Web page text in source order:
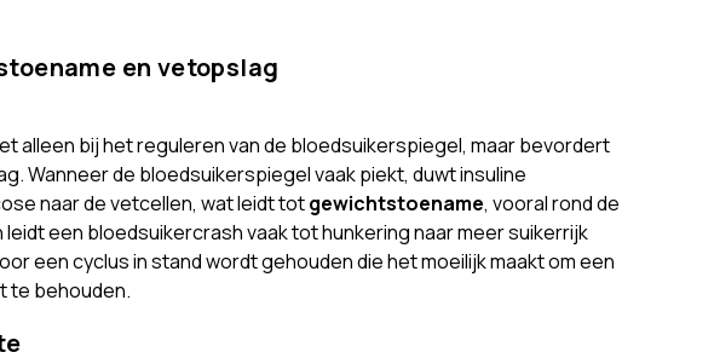
en vetopslag
alleen bij het reguleren van de bloedsuikerspiegel, maar bevordert
Wanneer de bloedsuikerspiegel vaak piekt, duwt insuline
naar de vetcellen, wat leidt totgewichtstoename, vooral rond de
leidt een bloedsuikercrash vaak tot hunkering naar meer suikerrijk
een cyclus in stand wordt gehouden die het moeilijk maakt om een
te behouden.